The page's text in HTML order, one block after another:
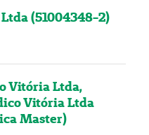
(51004348-2)
Vitória Ltda,
Vitória Ltda
Master)